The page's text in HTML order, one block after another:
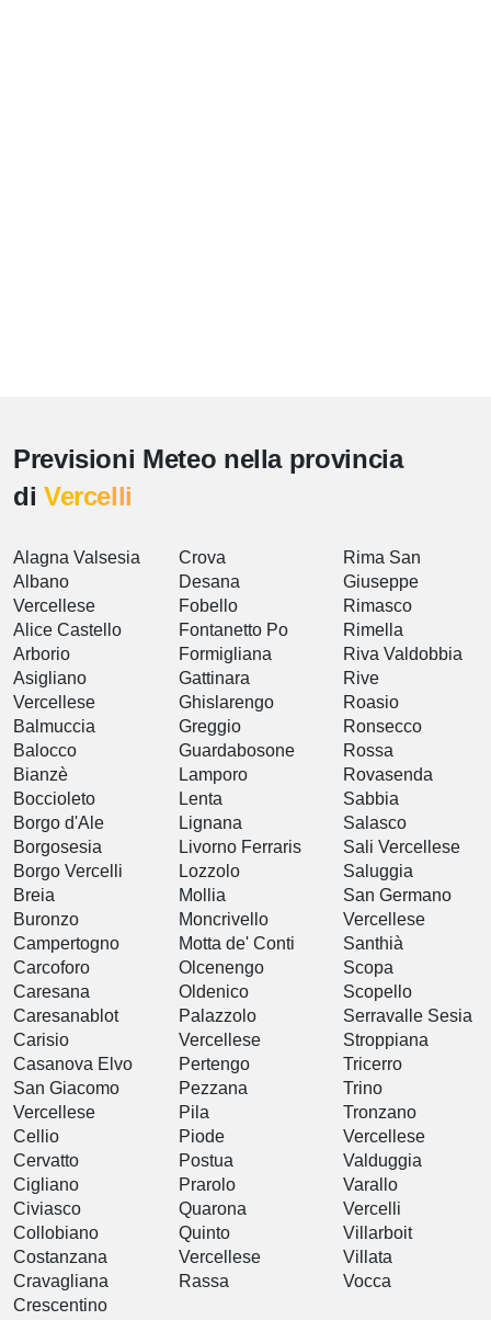
Previsioni Meteo nella provincia
di Vercelli
Alagna Valsesia
Albano
Vercellese
Alice Castello
Arborio
Asigliano
Vercellese
Balmuccia
Balocco
Bianzè
Boccioleto
Borgo d'Ale
Borgosesia
Borgo Vercelli
Breia
Buronzo
Campertogno
Carcoforo
Caresana
Caresanablot
Carisio
Casanova Elvo
San Giacomo
Vercellese
Cellio
Cervatto
Cigliano
Civiasco
Collobiano
Costanzana
Cravagliana
Crescentino
Crova
Desana
Fobello
Fontanetto Po
Formigliana
Gattinara
Ghislarengo
Greggio
Guardabosone
Lamporo
Lenta
Lignana
Livorno Ferraris
Lozzolo
Mollia
Moncrivello
Motta de' Conti
Olcenengo
Oldenico
Palazzolo
Vercellese
Pertengo
Pezzana
Pila
Piode
Postua
Prarolo
Quarona
Quinto
Vercellese
Rassa
Rima San
Giuseppe
Rimasco
Rimella
Riva Valdobbia
Rive
Roasio
Ronsecco
Rossa
Rovasenda
Sabbia
Salasco
Sali Vercellese
Saluggia
San Germano
Vercellese
Santhià
Scopa
Scopello
Serravalle Sesia
Stroppiana
Tricerro
Trino
Tronzano
Vercellese
Valduggia
Varallo
Vercelli
Villarboit
Villata
Vocca